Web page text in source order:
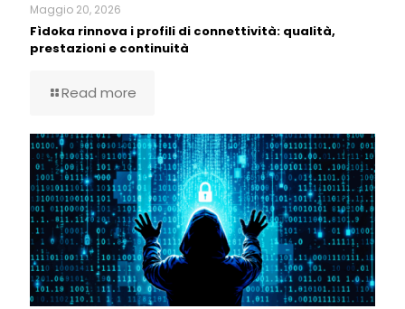
Maggio 20, 2026
Fìdoka rinnova i profili di connettività: qualità,
prestazioni e continuità
Read more